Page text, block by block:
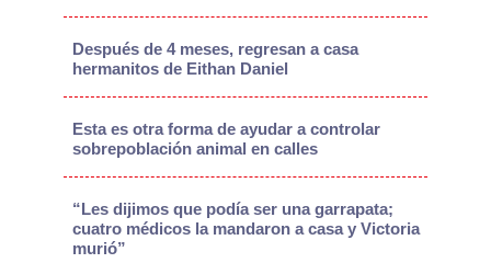
Después de 4 meses, regresan a casa
hermanitos de Eithan Daniel
Esta es otra forma de ayudar a controlar
sobrepoblación animal en calles
“Les dijimos que podía ser una garrapata;
cuatro médicos la mandaron a casa y Victoria
murió”